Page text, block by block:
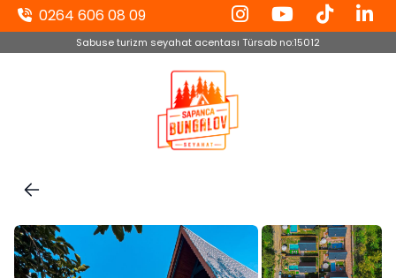
0264 606 08 09
Sabuse turizm seyahat acentası Türsab no:15012